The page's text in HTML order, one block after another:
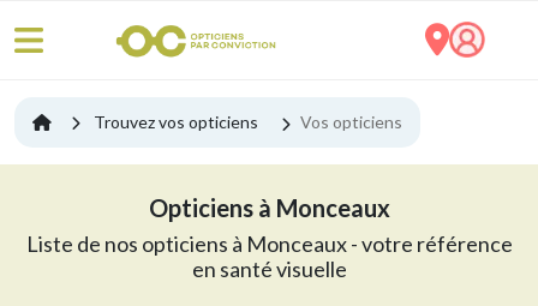
Trouvez vos opticiens Vos opticiens
Opticiens à Monceaux
Liste de nos opticiens à Monceaux - votre référence
en santé visuelle